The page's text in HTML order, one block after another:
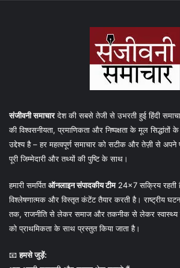
संजीवनी समाचारदेश की सबसे तेजी से उभरती हुई हिंदी
की विश्वसनीयता, प्रमाणिकता और निष्पक्षता के मूल सिद्धांतों
उद्देश्य है – हर महत्वपूर्ण समाचार को सटीक और तेज़ी से अपने
पूरी जिम्मेदारी और तथ्यों की पुष्टि के साथ।
हमारी समर्पितऑनलाइन संपादकीय टीम24×7 सक्रिय रहती
विश्लेषणात्मक और विस्तृत कंटेंट तैयार करती है। राष्ट्रीय
तक, राजनीति से लेकर समाज और तकनीक से लेकर स्वास्थ्य
को प्राथमिकता के साथ प्रस्तुत किया जाता है।
📧हमसे जुड़ें: